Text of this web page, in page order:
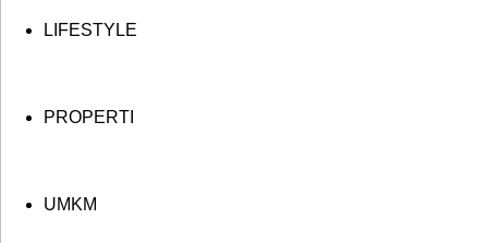
LIFESTYLE
PROPERTI
UMKM